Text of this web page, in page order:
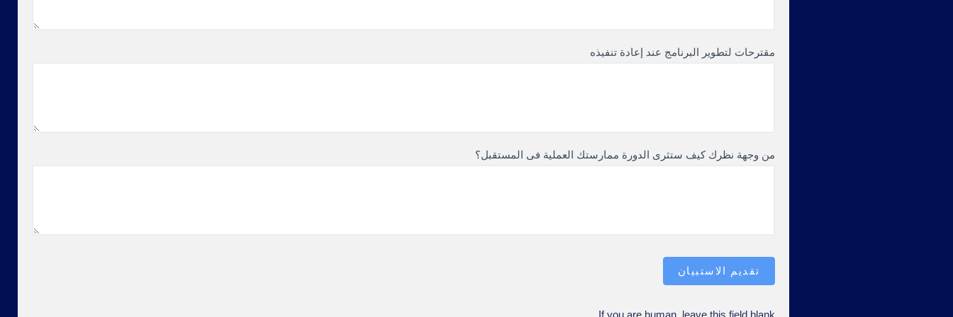
مقترحات لتطوير البرنامج عند إعادة تنفيذه
من وجهة نظرك كيف ستثرى الدورة ممارستك العملية فى المستقبل؟
تقديم الاستبيان
If you are human, leave this field blank.